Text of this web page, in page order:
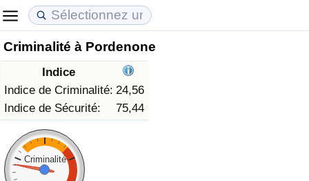
Criminalité à Pordenone
Indice
Indice de Criminalité: 24,56
Indice de Sécurité:
75,44
Criminalité
Coût de la vie
Indice du Coût de la Vie (Actuel)
Indice du Coût de la Vie
Indice du coût de la vie par pays
Prix de l'immobilier
Indice des Prix de l'immobilier (Actuel)
Indice des Prix de l'immobilier
Indice des Prix de l'immobilier par Pays
Qualité de Vie
Indice de Qualité de Vie
Indice de Qualité de Vie (Actuel)
Indice de qualité de vie par pays